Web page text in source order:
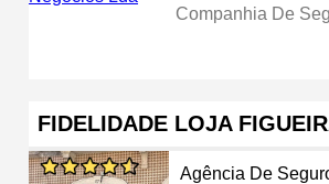
Companhia De
FIDELIDADE LOJA
Agência De